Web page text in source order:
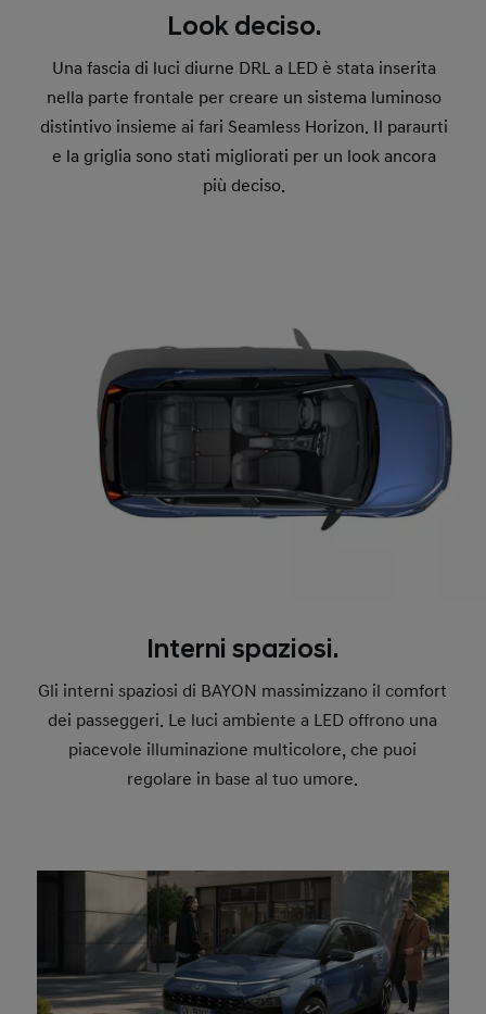
Look deciso.
Una fascia di luci diurne DRL a LED è stata inserita
nella parte frontale per creare un sistema luminoso
distintivo insieme ai fari Seamless Horizon. Il paraurti
e la griglia sono stati migliorati per un look ancora
più deciso.
Interni spaziosi.
Gli interni spaziosi di BAYON massimizzano il comfort
dei passeggeri. Le luci ambiente a LED offrono una
piacevole illuminazione multicolore, che puoi
regolare in base al tuo umore.